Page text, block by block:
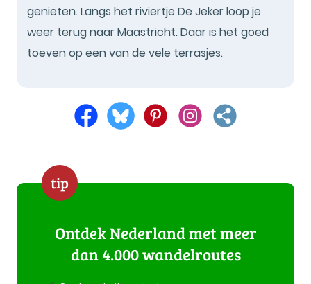
genieten. Langs het riviertje De Jeker loop je
weer terug naar Maastricht. Daar is het goed
toeven op een van de vele terrasjes.
tip
Ontdek Nederland met meer
dan 4.000 wandelroutes